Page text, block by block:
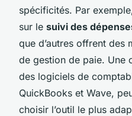
spécificités. Par
sur le suivi des
que d’autres offrent des
de gestion de paie. Une
des logiciels de
QuickBooks et Wave,
choisir l’outil le plus